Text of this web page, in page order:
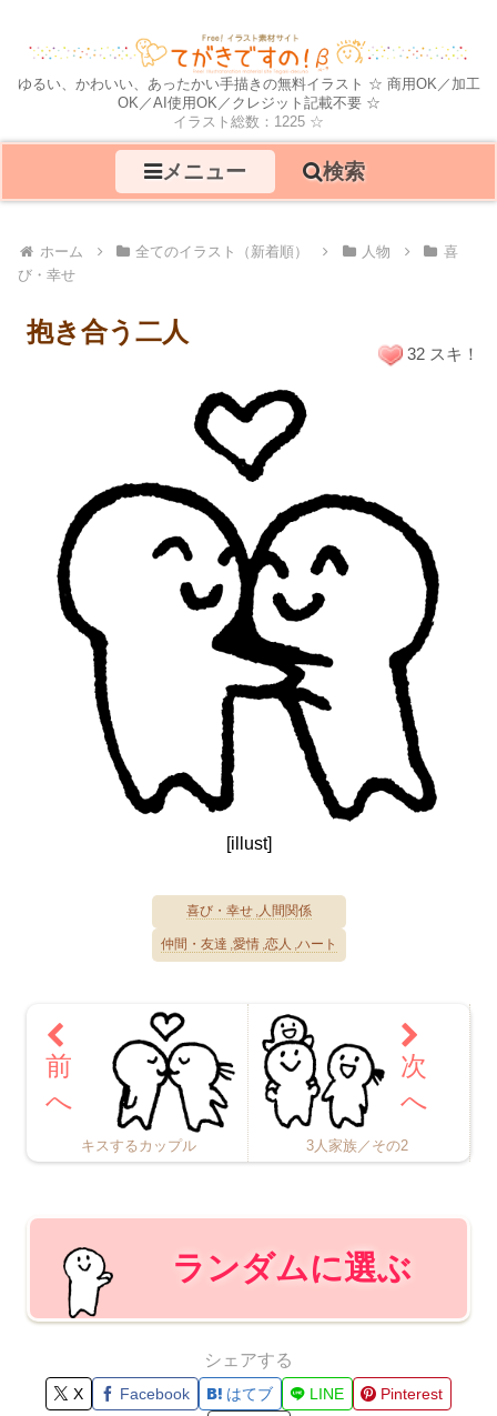
ゆるい、かわいい、あったかい手描きの無料イラスト ☆ 商用OK／加工
OK／AI使用OK／クレジット記載不要 ☆
イラスト総数：1225 ☆
メニュー 検索
ホーム 全てのイラスト（新着順） 人物
喜
び・幸せ
抱き合う二人
[illust]
喜び・幸せ 人間関係
仲間・友達 愛情 恋人 ハート
32 スキ！
キスするカップル 3人家族／その2
ランダムに選ぶ
シェアする
X Facebook はてブ LINE
Pinterest